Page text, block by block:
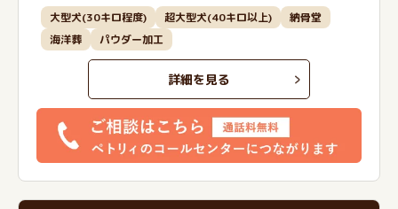
大型犬(30キロ程度) 超大型犬(40キロ以上)
納骨堂
海洋葬
パウダー加工
詳細を見る